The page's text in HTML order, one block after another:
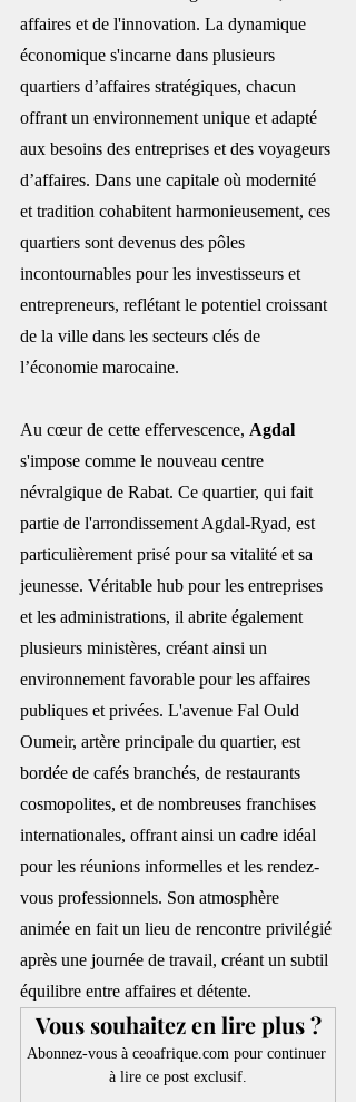
affaires et de l'innovation. La dynamique
économique s'incarne dans plusieurs
quartiers d’affaires stratégiques, chacun
offrant un environnement unique et adapté
aux besoins des entreprises et des voyageurs
d’affaires. Dans une capitale où modernité
et tradition cohabitent harmonieusement, ces
quartiers sont devenus des pôles
incontournables pour les investisseurs et
entrepreneurs, reflétant le potentiel croissant
de la ville dans les secteurs clés de
l’économie marocaine.
Au cœur de cette effervescence, Agdal
s'impose comme le nouveau centre
névralgique de Rabat. Ce quartier, qui fait
partie de l'arrondissement Agdal-Ryad, est
particulièrement prisé pour sa vitalité et sa
jeunesse. Véritable hub pour les entreprises
et les administrations, il abrite également
plusieurs ministères, créant ainsi un
environnement favorable pour les affaires
publiques et privées. L'avenue Fal Ould
Oumeir, artère principale du quartier, est
bordée de cafés branchés, de restaurants
cosmopolites, et de nombreuses franchises
internationales, offrant ainsi un cadre idéal
pour les réunions informelles et les rendez-
vous professionnels. Son atmosphère
animée en fait un lieu de rencontre privilégié
après une journée de travail, créant un subtil
équilibre entre affaires et détente.
Vous souhaitez en lire plus ?
Abonnez-vous à ceoafrique.com pour continuer
à lire ce post exclusif.